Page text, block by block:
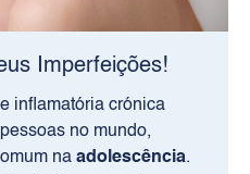
Imperfeições!
inflamatória crónica
no mundo,
na adolescência.